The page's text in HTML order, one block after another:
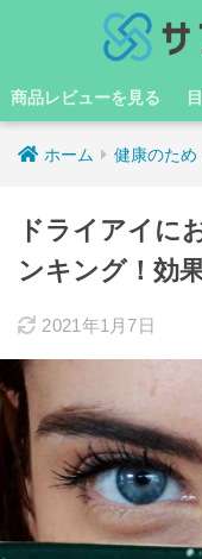
商品レビューを見る
ホーム 健康のため
ドライアイに
ンキング！効
2021年1月7日